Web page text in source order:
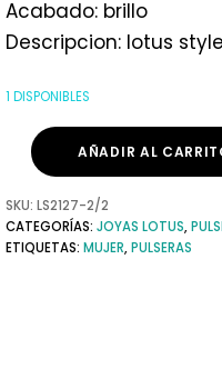
Acabado: brillo
Descripcion: lotus
1 DISPONIBLES
AÑADIR AL
SKU: LS2127-2/2
CATEGORÍAS: JOYAS LOTUS,
ETIQUETAS: MUJER,PULSERAS